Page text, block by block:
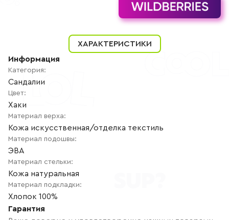
АВТОРИЗАЦИЯ
РЕГИСТРАЦИЯ
ХАРАКТЕРИСТИКИ
Информация
Категория:
Сандалии
Цвет:
Хаки
Материал верха:
Кожа искусственная/отделка текстиль
Материал подошвы:
ЭВА
Материал стельки:
Кожа натуральная
Материал подкладки:
Хлопок 100%
Гарантия